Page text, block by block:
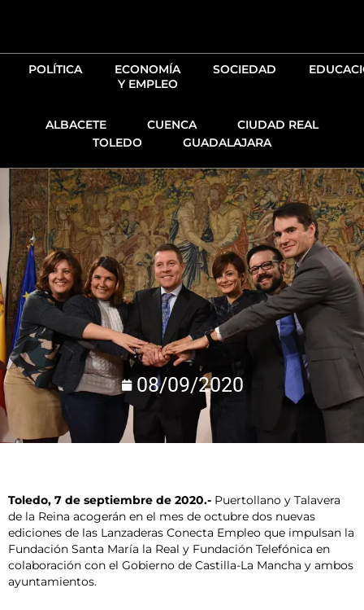
POLÍTICA
ECONOMÍA
Y EMPLEO
SOCIEDAD
ALBACETE CUENCA
CIUDAD REAL
TOLEDO
GUADALAJARA
08/09/2020
Toledo, 7 de septiembre de 2020.- Puertollano y Talavera
de la Reina acogerán en el mes de octubre dos nuevas
ediciones de las Lanzaderas Conecta Empleo que impulsan la
Fundación Santa María la Real y Fundación Telefónica en
colaboración con el Gobierno de Castilla-La Mancha y ambos
ayuntamientos.